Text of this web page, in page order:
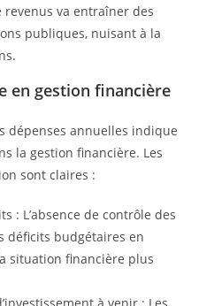
va entraîner des
publiques, nuisant à la
en gestion financière
dépenses annuelles indique
la gestion financière. Les
sont claires :
: L’absence de contrôle des
déficits budgétaires en
situation financière plus